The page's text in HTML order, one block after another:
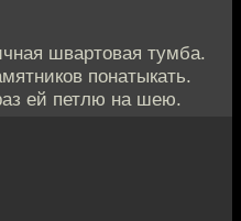
швартовая тумба.
понатыкать.
ей петлю на шею.